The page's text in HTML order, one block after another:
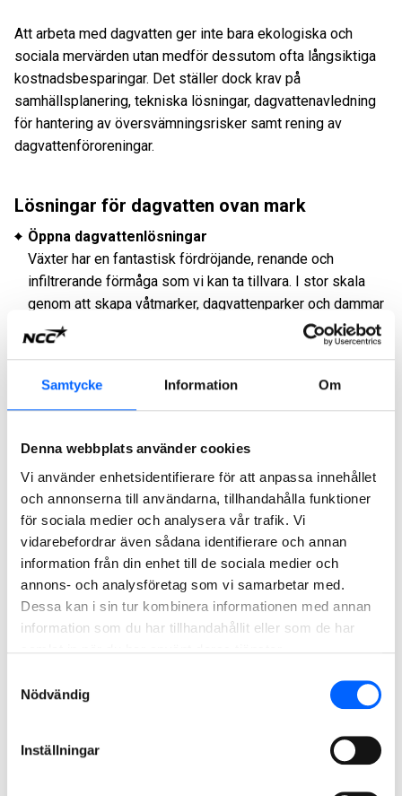
Samtycke Information Om
Denna webbplats använder cookies
Vi använder enhetsidentifierare för att anpassa innehållet
och annonserna till användarna, tillhandahålla funktioner
för sociala medier och analysera vår trafik. Vi
vidarebefordrar även sådana identifierare och annan
information från din enhet till de sociala medier och
annons- och analysföretag som vi samarbetar med.
Dessa kan i sin tur kombinera informationen med annan
information som du har tillhandahållit eller som de har
Nödvändig
Inställningar
Att arbeta med dagvatten ger inte bara ekologiska och
sociala mervärden utan medför dessutom ofta långsiktiga
kostnadsbesparingar. Det ställer dock krav på
samhällsplanering, tekniska lösningar, dagvattenavledning
för hantering av översvämningsrisker samt rening av
dagvattenföroreningar.
Lösningar för dagvatten ovan mark
Öppna dagvattenlösningar
Växter har en fantastisk fördröjande, renande och
infiltrerande förmåga som vi kan ta tillvara. I stor skala
genom att skapa våtmarker, dagvattenparker och dammar
eller i mindre skala genom dagvattenbiofilter och
sedumtak. Grönska och vattenspeglar ger också
miljö.
Det finns många ytor i staden som kan användas för flera
utformas för att vid intensiva regn samla och fördröja
Regnbäddar avlastar VA-systemet